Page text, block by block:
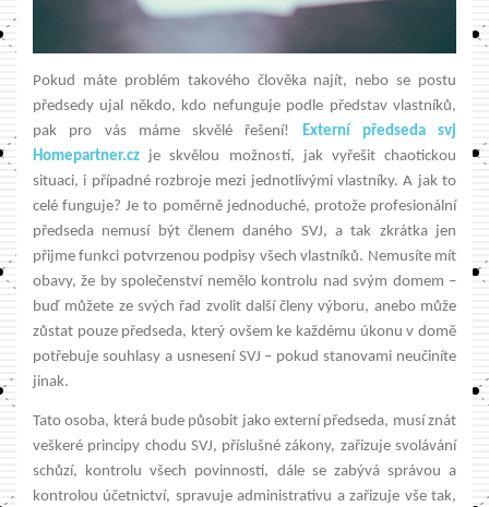
Pokud máte problém takového člověka najít, nebo se postu
předsedy ujal někdo, kdo nefunguje podle představ vlastníků,
pak pro vás máme skvělé řešení! Externí předseda svj
Homepartner.cz je skvělou možností, jak vyřešit chaotickou
situaci, i případné rozbroje mezi jednotlivými vlastníky. A jak to
celé funguje? Je to poměrně jednoduché, protože profesionální
předseda nemusí být členem daného SVJ, a tak zkrátka jen
přijme funkci potvrzenou podpisy všech vlastníků. Nemusíte mít
obavy, že by společenství nemělo kontrolu nad svým domem –
buď můžete ze svých řad zvolit další členy výboru, anebo může
zůstat pouze předseda, který ovšem ke každému úkonu v domě
potřebuje souhlasy a usnesení SVJ – pokud stanovami neučiníte
jinak.
Tato osoba, která bude působit jako externí předseda, musí znát
veškeré principy chodu SVJ, příslušné zákony, zařizuje svolávání
schůzí, kontrolu všech povinností, dále se zabývá správou a
kontrolou účetnictví, spravuje administrativu a zařizuje vše tak,